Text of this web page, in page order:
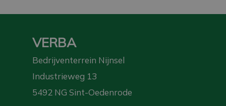
VERBA
Bedrijventerrein Nijnsel
Industrieweg 13
5492 NG Sint-Oedenrode